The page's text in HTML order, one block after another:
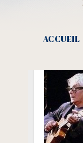
ACCUEIL